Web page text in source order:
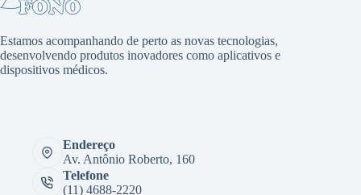
Estamos acompanhando de perto as novas tecnologias,
desenvolvendo produtos inovadores como aplicativos e
dispositivos médicos.
Endereço
Av. Antônio Roberto, 160
Telefone
(11) 4688-2220